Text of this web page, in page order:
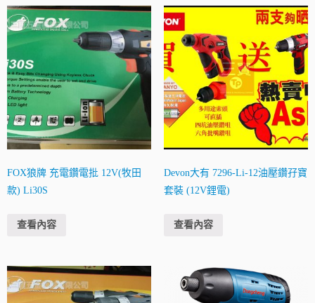
FOX狼牌 充電鑽電批 12V(牧田
款) Li30S
查看內容
Devon大有 7296-Li-12油壓鑽孖寶
套裝 (12V鋰電)
查看內容